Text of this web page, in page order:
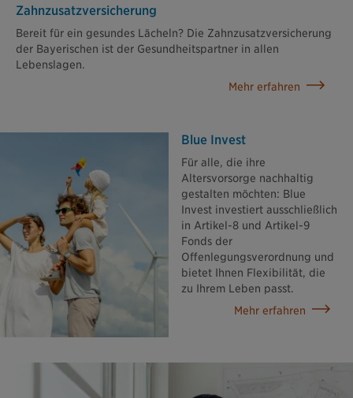
Zahn­zusatz­versicherung
Bereit für ein gesundes Lächeln? Die Zahnzusatzversicherung
der Bayerischen ist der Gesundheitspartner in allen
Lebenslagen.
Mehr erfahren
Blue Invest
Für alle, die ihre
Altersvorsorge nachhaltig
gestalten möchten: Blue
Invest investiert ausschließlich
in Artikel-8 und Artikel-9
Fonds der
Offenlegungsverordnung und
bietet Ihnen Flexibilität, die
zu Ihrem Leben passt.
Mehr erfahren